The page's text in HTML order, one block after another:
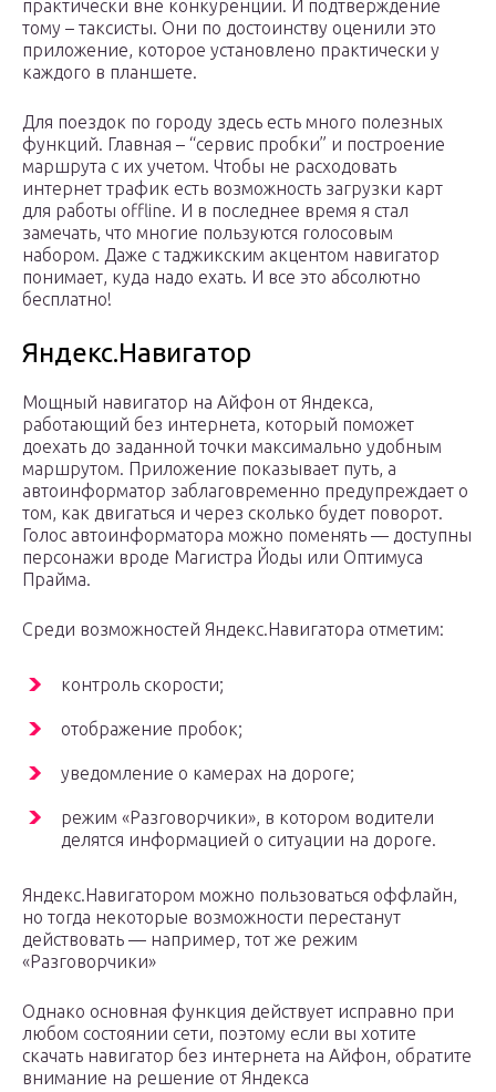
практически вне конкуренции. И подтверждение
тому – таксисты. Они по достоинству оценили это
приложение, которое установлено практически у
каждого в планшете.
Для поездок по городу здесь есть много полезных
функций. Главная – “сервис пробки” и построение
маршрута с их учетом. Чтобы не расходовать
интернет трафик есть возможность загрузки карт
для работы offline. И в последнее время я стал
замечать, что многие пользуются голосовым
набором. Даже с таджикским акцентом навигатор
понимает, куда надо ехать. И все это абсолютно
бесплатно!
Яндекс.Навигатор
Мощный навигатор на Айфон от Яндекса,
работающий без интернета, который поможет
доехать до заданной точки максимально удобным
маршрутом. Приложение показывает путь, а
автоинформатор заблаговременно предупреждает о
том, как двигаться и через сколько будет поворот.
Голос автоинформатора можно поменять — доступны
персонажи вроде Магистра Йоды или Оптимуса
Прайма.
Среди возможностей Яндекс.Навигатора отметим:
контроль скорости;
отображение пробок;
уведомление о камерах на дороге;
режим «Разговорчики», в котором водители
делятся информацией о ситуации на дороге.
Яндекс.Навигатором можно пользоваться оффлайн,
но тогда некоторые возможности перестанут
действовать — например, тот же режим
«Разговорчики»
Однако основная функция действует исправно при
любом состоянии сети, поэтому если вы хотите
скачать навигатор без интернета на Айфон, обратите
внимание на решение от Яндекса